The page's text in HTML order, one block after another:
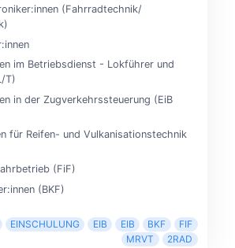
(Fahrradtechnik/
im Betriebsdienst - Lokführer und
T)
in der Zugverkehrssteuerung (EiB
für Reifen- und Vulkanisationstechnik
(FiF)
(BKF)
EINSCHULUNG EIB EIB BKF
FIF
MRVT
2RAD